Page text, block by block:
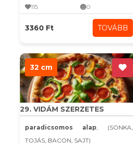
115 0
3360 Ft TOVÁBB
32 cm
29. VIDÁM SZERZETES
paradicsomos alap, (SONKA,
TOJÁS, BACON, SAJT)